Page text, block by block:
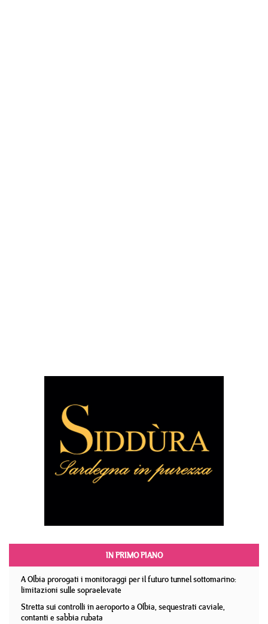
IN PRIMO PIANO
A Olbia prorogati i monitoraggi per il futuro tunnel sottomarino:
limitazioni sulle sopraelevate
Stretta sui controlli in aeroporto a Olbia, sequestrati caviale,
contanti e sabbia rubata